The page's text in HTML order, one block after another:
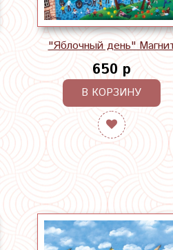
"Яблочный день"
650 р
В КОРЗИНУ